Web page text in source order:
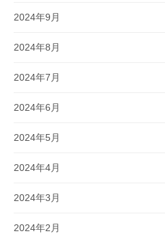
2024年9月
2024年8月
2024年7月
2024年6月
2024年5月
2024年4月
2024年3月
2024年2月